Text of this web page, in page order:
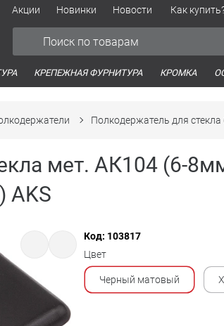
Акции Новинки Новости Как
КРЕПЕЖНАЯ ФУРНИТУРА КРОМКА
Полкодержатель для
мет. АК104 (6-
AKS
Код: 103817
Цвет
Черный матовый